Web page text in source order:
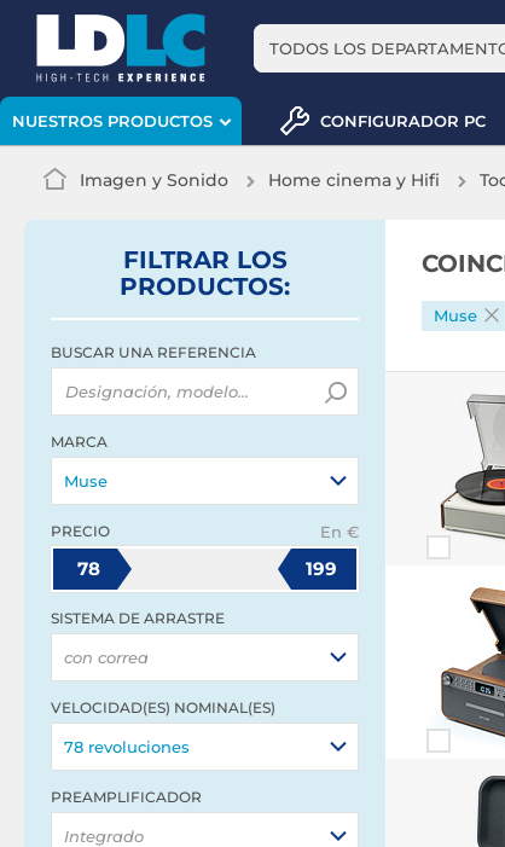
TODOS LOS
NUESTROS PRODUCTOS CONFIGURADOR PC
Imagen y Sonido Home cinema y Hifi
FILTRAR LOS
PRODUCTOS:
BUSCAR UNA REFERENCIA
MARCA
Muse
PRECIO En €
78 199
SISTEMA DE ARRASTRE
con correa
VELOCIDAD(ES) NOMINAL(ES)
78 revoluciones
PREAMPLIFICADOR
Integrado
Muse